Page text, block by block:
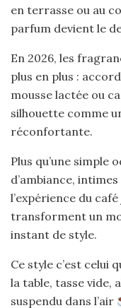
en terrasse ou au
parfum devient le
En 2026, les
plus en plus :
mousse lactée ou
silhouette comme
réconfortante.
Plus qu’une simple
d’ambiance,
l’expérience du
transforment un
instant de style.
Ce style c’est celui
la table, tasse vide,
suspendu dans l’air